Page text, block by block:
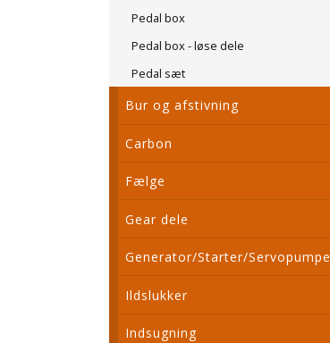
Pedal box
Pedal box - løse dele
Pedal sæt
Bur og afstivning
Carbon
Fælge
Gear dele
Generator/Starter/Servopumpe
Ildslukker
Indsugning